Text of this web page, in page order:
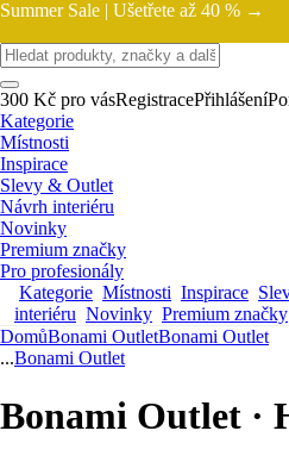
Summer Sale | Ušetřete až 40 % →
300 Kč pro vásRegistracePřihlášení
Kategorie
Místnosti
Inspirace
Slevy & Outlet
Návrh interiéru
Novinky
Premium značky
Pro profesionály
Kategorie Místnosti Inspirace
interiéru Novinky Premium značky
DomůBonami OutletBonami Outlet
...Bonami Outlet
Bonami Outlet ·